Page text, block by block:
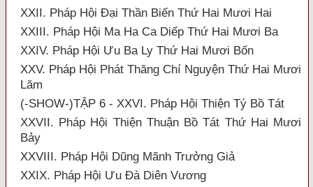
XXII. Pháp Hội Đại Thần Biến Thứ Hai Mươi Hai
XXIII. Pháp Hội Ma Ha Ca Diếp Thứ Hai Mươi Ba
XXIV. Pháp Hội Ưu Ba Ly Thứ Hai Mươi Bốn
XXV. Pháp Hội Phát Thăng Chí Nguyện Thứ Hai Mươi
Lăm
(-SHOW-)TẬP 6 - XXVI. Pháp Hội Thiện Tý Bồ Tát
XXVII. Pháp Hội Thiện Thuận Bồ Tát Thứ Hai Mươi
Bảy
XXVIII. Pháp Hội Dũng Mãnh Trưởng Giả
XXIX. Pháp Hội Ưu Đà Diên Vương